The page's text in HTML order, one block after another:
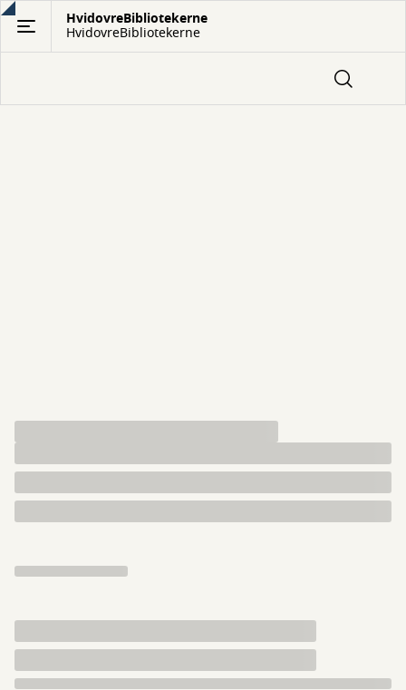
Gå
hovedindhold
HvidovreBibliotekerne
HvidovreBibliotekerne